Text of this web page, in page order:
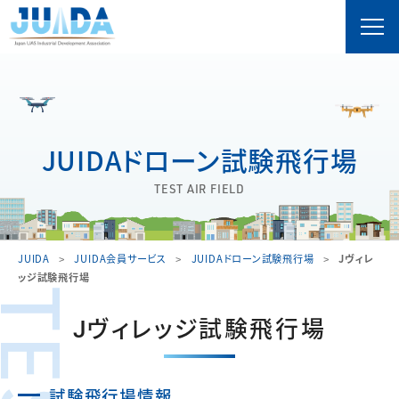
JUIDAドローン試験飛行場
TEST AIR FIELD
JUIDA JUIDA会員サービス JUIDAドローン試験飛行場
Jヴィレ
ッジ試験飛行場
Jヴィレッジ試験飛行場